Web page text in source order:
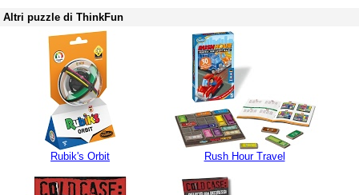
Altri puzzle di ThinkFun
Rubik's Orbit Rush Hour Travel